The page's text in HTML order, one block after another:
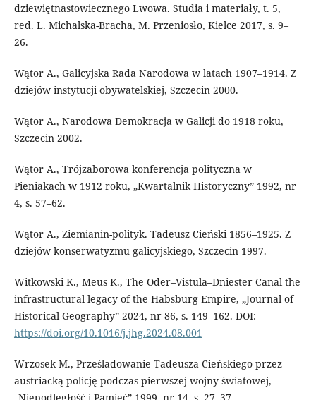
dziewiętnastowiecznego Lwowa. Studia i materiały, t. 5,
red. L. Michalska-Bracha, M. Przeniosło, Kielce 2017, s. 9–
26.
Wątor A., Galicyjska Rada Narodowa w latach 1907–1914. Z
dziejów instytucji obywatelskiej, Szczecin 2000.
Wątor A., Narodowa Demokracja w Galicji do 1918 roku,
Szczecin 2002.
Wątor A., Trójzaborowa konferencja polityczna w
Pieniakach w 1912 roku, „Kwartalnik Historyczny” 1992, nr
4, s. 57–62.
Wątor A., Ziemianin-polityk. Tadeusz Cieński 1856–1925. Z
dziejów konserwatyzmu galicyjskiego, Szczecin 1997.
Witkowski K., Meus K., The Oder–Vistula–Dniester Canal the
infrastructural legacy of the Habsburg Empire, „Journal of
Historical Geography” 2024, nr 86, s. 149–162. DOI:
https://doi.org/10.1016/j.jhg.2024.08.001
Wrzosek M., Prześladowanie Tadeusza Cieńskiego przez
austriacką policję podczas pierwszej wojny światowej,